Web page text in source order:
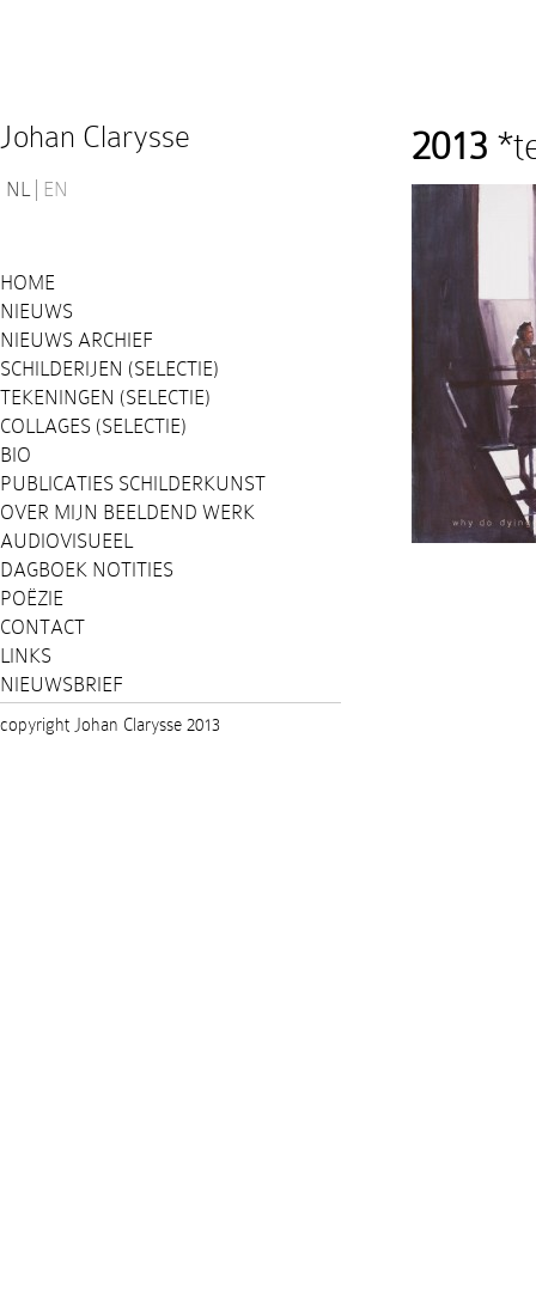
Johan Clarysse
NL EN
HOME
NIEUWS
NIEUWS ARCHIEF
SCHILDERIJEN (SELECTIE)
TEKENINGEN (SELECTIE)
COLLAGES (SELECTIE)
BIO
PUBLICATIES SCHILDERKUNST
OVER MIJN BEELDEND WERK
AUDIOVISUEEL
DAGBOEK NOTITIES
POËZIE
CONTACT
LINKS
NIEUWSBRIEF
2013
copyright Johan Clarysse 2013